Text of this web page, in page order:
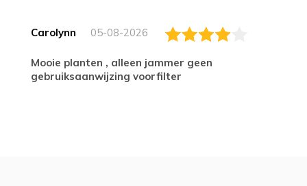
Carolynn 05-08-2026
Mooie planten , alleen jammer geen
gebruiksaanwijzing voorfilter